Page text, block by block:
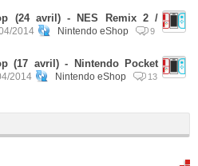
(24 avril) - NES Remix 2 /
2014 Nintendo eShop 9
(17 avril) - Nintendo Pocket
2014 Nintendo eShop 13